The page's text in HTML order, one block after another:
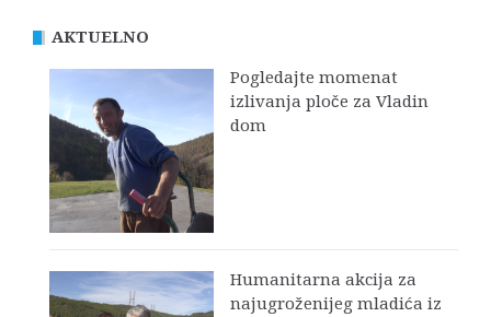
AKTUELNO
Pogledajte momenat
izlivanja ploče za Vladin
dom
Humanitarna akcija za
najugroženijeg mladića iz